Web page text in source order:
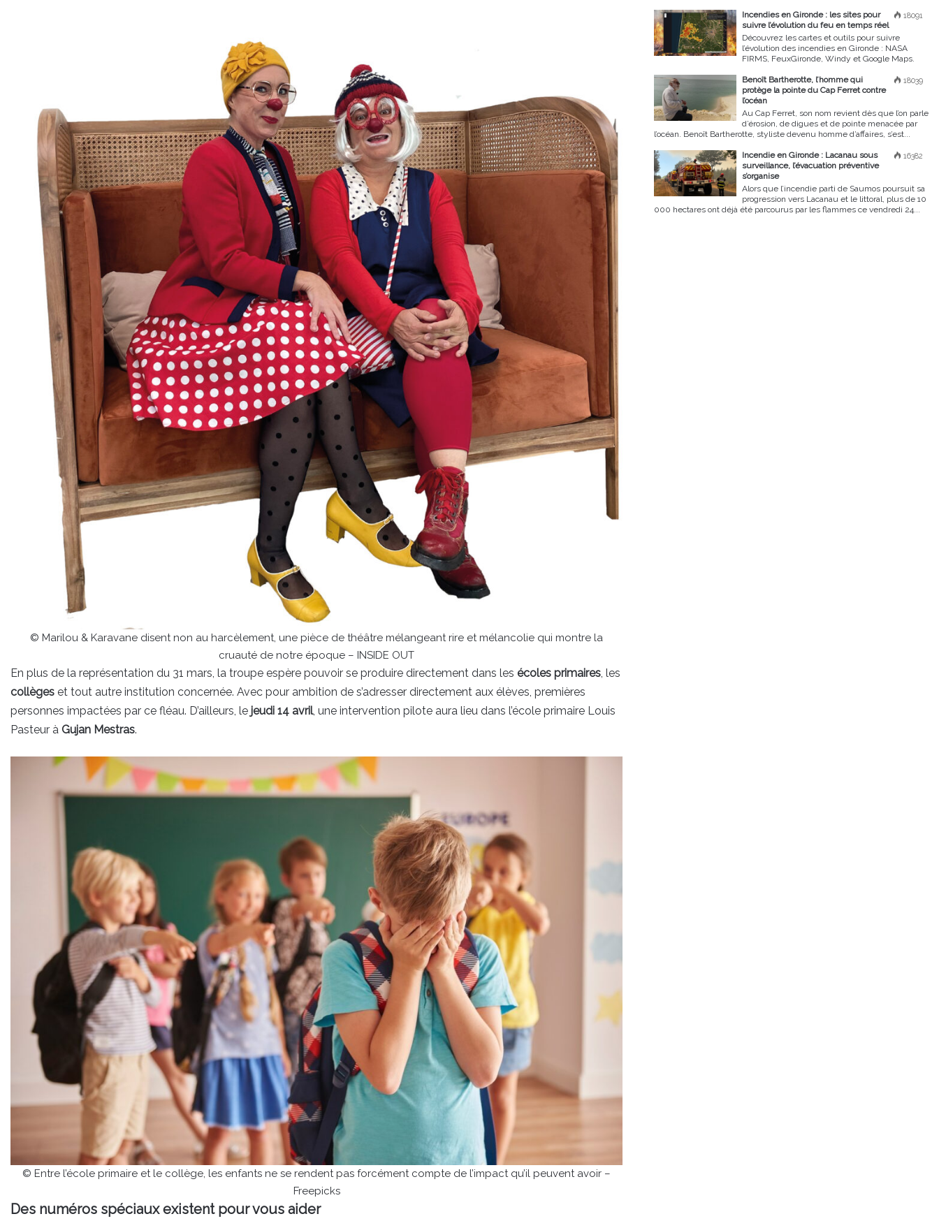
© Marilou & Karavane disent non au harcèlement, une pièce de théâtre mélangeant rire et mélancolie qui montre la
cruauté de notre époque – INSIDE OUT
En plus de la représentation du 31 mars, la troupe espère pouvoir se produire directement dans les écoles primaires, les
collèges et tout autre institution concernée. Avec pour ambition de s’adresser directement aux élèves, premières
personnes impactées par ce fléau. D’ailleurs, le jeudi 14 avril, une intervention pilote aura lieu dans l’école primaire Louis
Pasteur à Gujan Mestras.
© Entre l’école primaire et le collège, les enfants ne se rendent pas forcément compte de l’impact qu’il peuvent avoir –
Freepicks
Des numéros spéciaux existent pour vous aider
18091
Incendies en Gironde : les sites pour
suivre l’évolution du feu en temps réel
Découvrez les cartes et outils pour suivre
l’évolution des incendies en Gironde : NASA
FIRMS, FeuxGironde, Windy et Google Maps.
18039
Benoît Bartherotte, l’homme qui
protège la pointe du Cap Ferret contre
l’océan
Au Cap Ferret, son nom revient dès que l’on parle
d’érosion, de digues et de pointe menacée par
l’océan. Benoît Bartherotte, styliste devenu homme d’affaires, s’est...
16382
Incendie en Gironde : Lacanau sous
surveillance, l’évacuation préventive
s’organise
Alors que l’incendie parti de Saumos poursuit sa
progression vers Lacanau et le littoral, plus de 10
000 hectares ont déjà été parcourus par les flammes ce vendredi 24...